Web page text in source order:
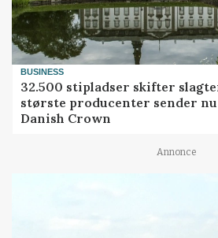
BUSINESS
32.500 stipladser skifter
største producenter sender
Danish Crown
Annonce